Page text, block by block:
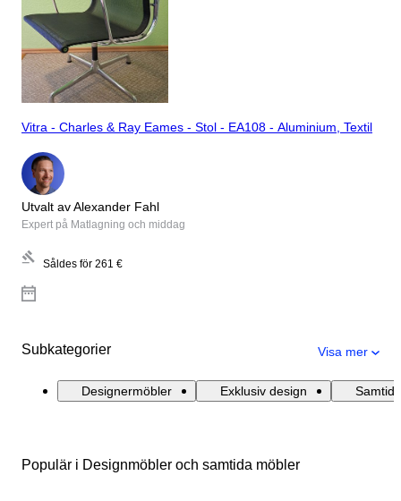
Vitra - Charles & Ray Eames - Stol - EA108 - Aluminium, Textil
Utvalt av Alexander Fahl
Expert på Matlagning och middag
Såldes för 261 €
Subkategorier Visa mer
Designermöbler Exklusiv design
Populär i Designmöbler och samtida möbler